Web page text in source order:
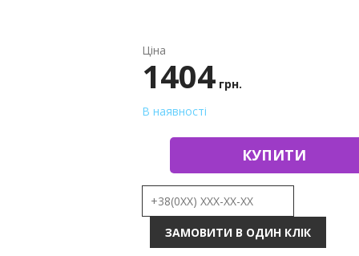
Ціна
1404 грн.
В наявності
КУПИТИ